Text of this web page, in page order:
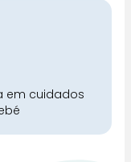
em cuidados